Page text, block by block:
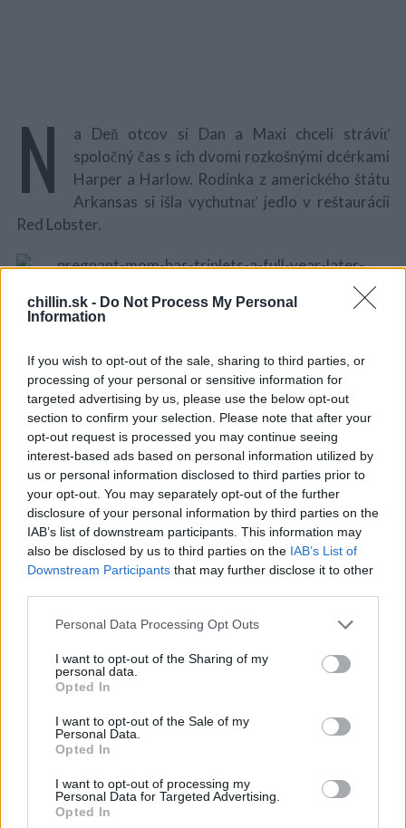
chillin.sk - Do Not Process My Personal
Information
If you wish to opt-out of the sale, sharing to third parties, or
processing of your personal or sensitive information for
targeted advertising by us, please use the below opt-out
section to confirm your selection. Please note that after your
opt-out request is processed you may continue seeing
interest-based ads based on personal information utilized by
us or personal information disclosed to third parties prior to
your opt-out. You may separately opt-out of the further
disclosure of your personal information by third parties on the
IAB’s list of downstream participants. This information may
also be disclosed by us to third parties on the IAB’s List of
Downstream Participants that may further disclose it to other
Personal Data Processing Opt Outs
I want to opt-out of the Sharing of my
personal data.
Opted In
I want to opt-out of the Sale of my
Personal Data.
Opted In
I want to opt-out of processing my
Personal Data for Targeted Advertising.
Opted In
N
a Deň otcov si Dan a Maxi chceli stráviť
spoločný čas s ich dvomi rozkošnými dcérkami
Harper a Harlow. Rodinka z amerického štátu
Arkansas si išla vychutnať jedlo v reštaurácii
Red Lobster.
Zdieľajte to prosím a možno to niekedy uvidia!“
Po tom, čo Dan a Maxi zápasili s neplodnosťou,
podstúpili umelé oplodnenie. Nielen, že to zafungovalo
ale páru sa podarili trojčatá. 27.mája prišli Landon,
Harper a Harlow na svet cisárskym rezom. Po 3
domov. No o 2 týždne neskôr sa Landon začal divne
správať. Dan sa s ním poponáhľal do nemocnice, kde mu
diagnostikovali neonatálnu sepsu. Dieťatko zomrelo po
siedmich týždňoch života. Toto bol prvý Deň otcov bez
„Mám svoje dievčatká a som šťastný, ale ak by som mal
všetkých troch, bolo by to úžasné,“ povedal Daniel.
S
e
a
r
c
h
f
o
r
: